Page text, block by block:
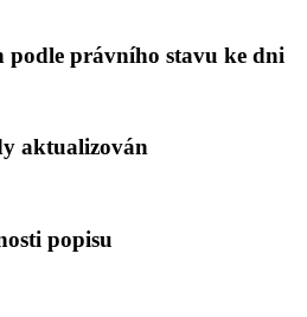
podle právního stavu ke dni
aktualizován
popisu